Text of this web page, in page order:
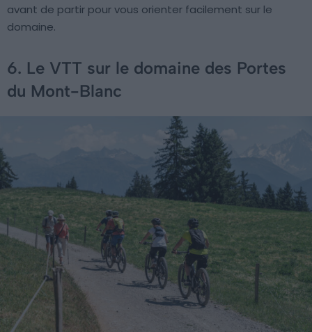
avant de partir pour vous orienter facilement sur le
domaine.
6. Le VTT sur le domaine des Portes
du Mont-Blanc